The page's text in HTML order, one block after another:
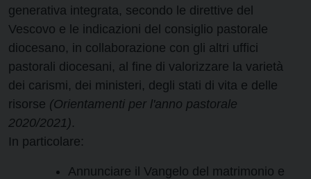
generativa integrata, secondo le direttive del
Vescovo e le indicazioni del consiglio pastorale
diocesano, in collaborazione con gli altri uffici
pastorali diocesani, al fine di valorizzare la varietà
dei carismi, dei ministeri, degli stati di vita e delle
risorse (Orientamenti per l'anno pastorale
2020/2021).
In particolare:
Annunciare il Vangelo del matrimonio e